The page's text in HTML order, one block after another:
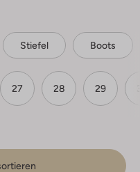
Stiefel Boots
27 28 29